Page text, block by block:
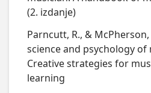
(2. izdanje)
Parncutt, R., & McPherson,
science and psychology
Creative strategies for
learning